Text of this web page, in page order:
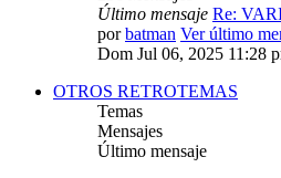
Último mensaje Re:
porbatman Ver último
Dom Jul 06, 2025 11:28
OTROS RETROTEMAS
Temas
Mensajes
Último mensaje